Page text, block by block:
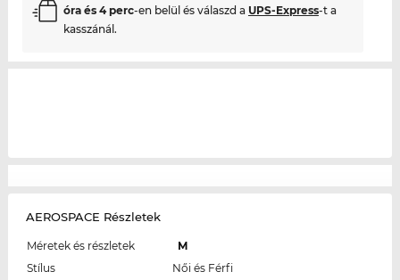
óra és 4 perc-en belül és válaszd a UPS-Express-t a
kasszánál.
AEROSPACE Részletek
Méretek és részletek
M
Stílus
Női és Férfi